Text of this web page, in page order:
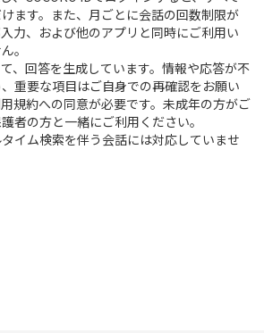
ます。また、月ごとに会話の回数制限が
力、および他のアプリと同時にご利用い
。
、回答を生成しています。情報や応答が不
重要な項目はご自身での再確認をお願い
規約への同意が必要です。未成年の方がご
者の方と一緒にご利用ください。
イム検索を伴う会話には対応していませ